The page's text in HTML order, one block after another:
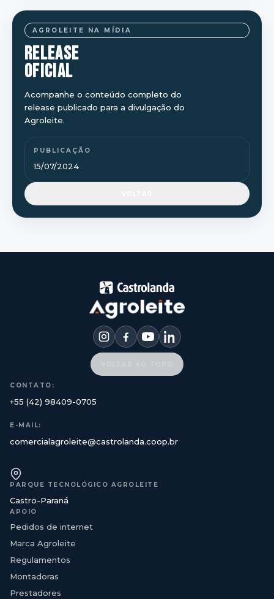
AGROLEITE NA MÍDIA
RELEASE
OFICIAL
Acompanhe o conteúdo completo do
release publicado para a divulgação do
Agroleite.
PUBLICAÇÃO
15/07/2024
CONTATO:
+55 (42) 98409-0705
E-MAIL:
comercialagroleite@castrolanda.coop.br
PARQUE TECNOLÓGICO AGROLEITE
Castro-Paraná
APOIO
Pedidos de internet
Marca Agroleite
Regulamentos
Montadoras
Prestadores